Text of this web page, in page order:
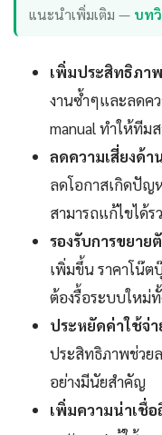
แนะนำเพิ่มเติม — บท
เพิ่มประสิทธิภา
งานซ้ำๆและลดค
manual ทำให้ทีม
ลดความเสี่ยงด้า
ลดโอกาสเกิดปัญ
สามารถแก้ไขได้ร
รองรับการขยาย
เพิ่มขึ้น ราคาโน๊ต
ต้องรื้อระบบใหม่
ประหยัดค่าใช้จ่า
ประสิทธิภาพช่วย
อย่างมีนัยสำคัญ
เพิ่มความน่าเชื่อ